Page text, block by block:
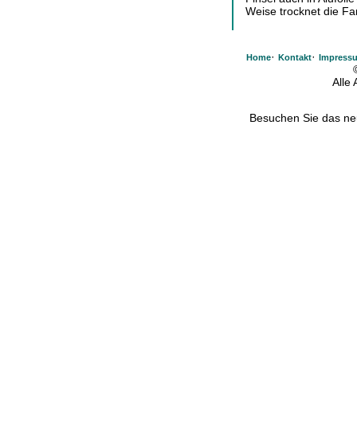
Weise trocknet die
Home· Kontakt·
Alle
Besuchen Sie das